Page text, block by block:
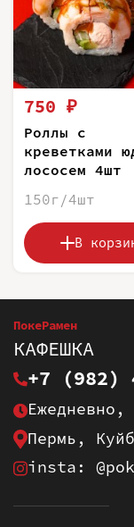
750 ₽
Роллы с
креветками
лососем 4шт
150г/4шт
В
ПокеРамен
КАФЕШКА
+7 (982)
Пермь,
insta: